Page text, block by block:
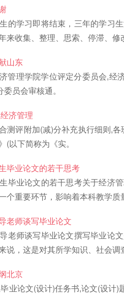
的学习即将结束，三年的学习
来收集、整理、思索、停滞、修
山东
管理学院学位评定分委员会,经
员会审核通。
济管理
测评附加(减)分补充执行细则,
(以下简称为《实。
毕业论文的若干思考
毕业论文的若干思考关于经济
个重要环节，影响着本科教学质
老师谈写毕业论文
老师谈写毕业论文撰写毕业论
说，这是对其所学知识、社会调
北京
业论文(设计)任务书,论文(设计